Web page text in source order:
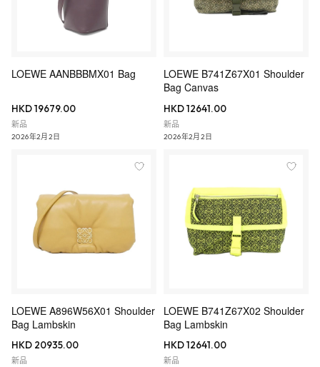
LOEWE AANBBBMX01 Bag
HKD 19679.00
新品
2026年2月2日
LOEWE B741Z67X01 Shoulder
Bag Canvas
HKD 12641.00
新品
2026年2月2日
LOEWE A896W56X01 Shoulder
Bag Lambskin
HKD 20935.00
新品
LOEWE B741Z67X02 Shoulder
Bag Lambskin
HKD 12641.00
新品